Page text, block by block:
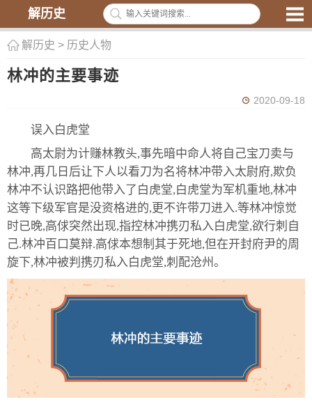
解历史
解历史 > 历史人物
林冲的主要事迹
2020-09-18
误入白虎堂
高太尉为计赚林教头,事先暗中命人将自己宝刀卖与
林冲,再几日后让下人以看刀为名将林冲带入太尉府,欺负
林冲不认识路把他带入了白虎堂,白虎堂为军机重地,林冲
这等下级军官是没资格进的,更不许带刀进入.等林冲惊觉
时已晚,高俅突然出现,指控林冲携刃私入白虎堂,欲行刺自
己.林冲百口莫辩.高俅本想制其于死地,但在开封府尹的周
旋下,林冲被判携刃私入白虎堂,刺配沧州。